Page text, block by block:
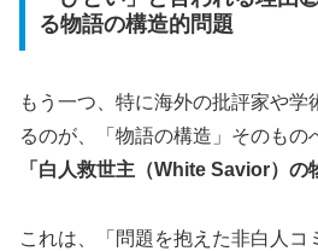
る物語の構造的問題
もう一つ、特に海外の批評家や
るのが、「物語の構造」そのもの
「白人救世主（White Savior）の
これは、「問題を抱えた非白人コ